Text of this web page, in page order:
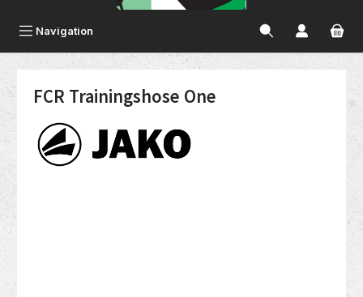
Navigation
FCR Trainingshose One